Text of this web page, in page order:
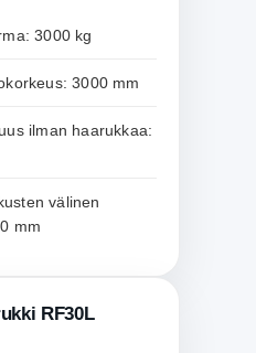
3000 kg
3000 mm
ilman haarukkaa:
välinen
mm
RF30L